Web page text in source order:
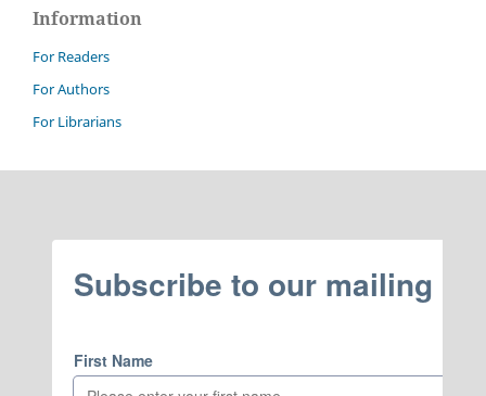
Information
For Readers
For Authors
For Librarians